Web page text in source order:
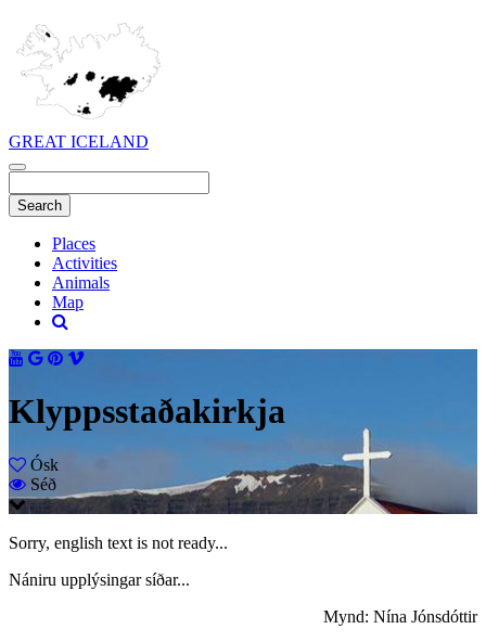
GREAT ICELAND
Places
Activities
Animals
Map
Klyppsstaðakirkja
Ósk
Séð
Sorry, english text is not ready...
Nániru upplýsingar síðar...
Mynd: Nína Jónsdóttir